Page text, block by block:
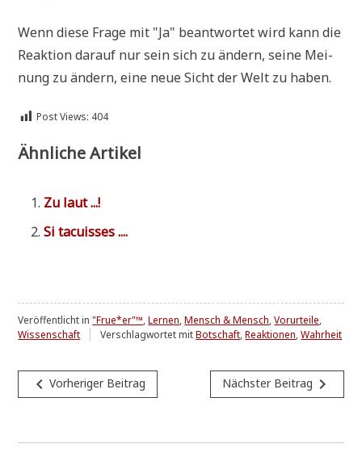
Wenn die­se Fra­ge mit "Ja" beant­wor­tet wird kann die
Reak­ti­on dar­auf nur sein sich zu ändern, sei­ne Mei­
nung zu ändern, eine neue Sicht der Welt zu haben.
Post Views: 404
Ähnliche Artikel
Zu laut ...!
Si tacui­s­ses ....
Veröffentlicht in"Frue*er"™,Lernen,Mensch & Mensch,Vorurteile,
Wissenschaft
Verschlagwortet mitBotschaft,Reaktionen,Wahrheit
Beitragsnavigation
navigate_beforeVorheriger Beitrag Nächster Beitrag navigate_next